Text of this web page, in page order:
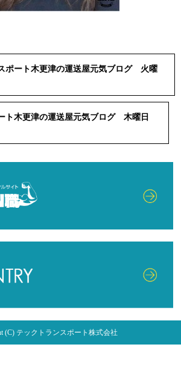
ポート木更津の運送屋元気ブログ 火曜
ト木更津の運送屋元気ブログ 木曜日
(C) テックトランスポート株式会社